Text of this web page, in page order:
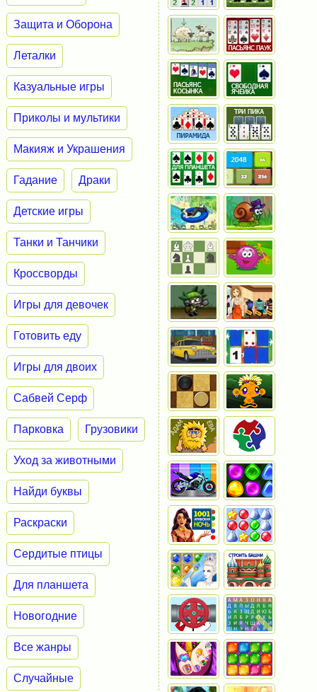
Защита и Оборона
Леталки
Казуальные игры
Приколы и мультики
Макияж и Украшения
Гадание Драки
Детские игры
Танки и Танчики
Кроссворды
Игры для девочек
Готовить еду
Игры для двоих
Сабвей Серф
Парковка Грузовики
Уход за животными
Найди буквы
Раскраски
Сердитые птицы
Для планшета
Новогодние
Все жанры
Случайные